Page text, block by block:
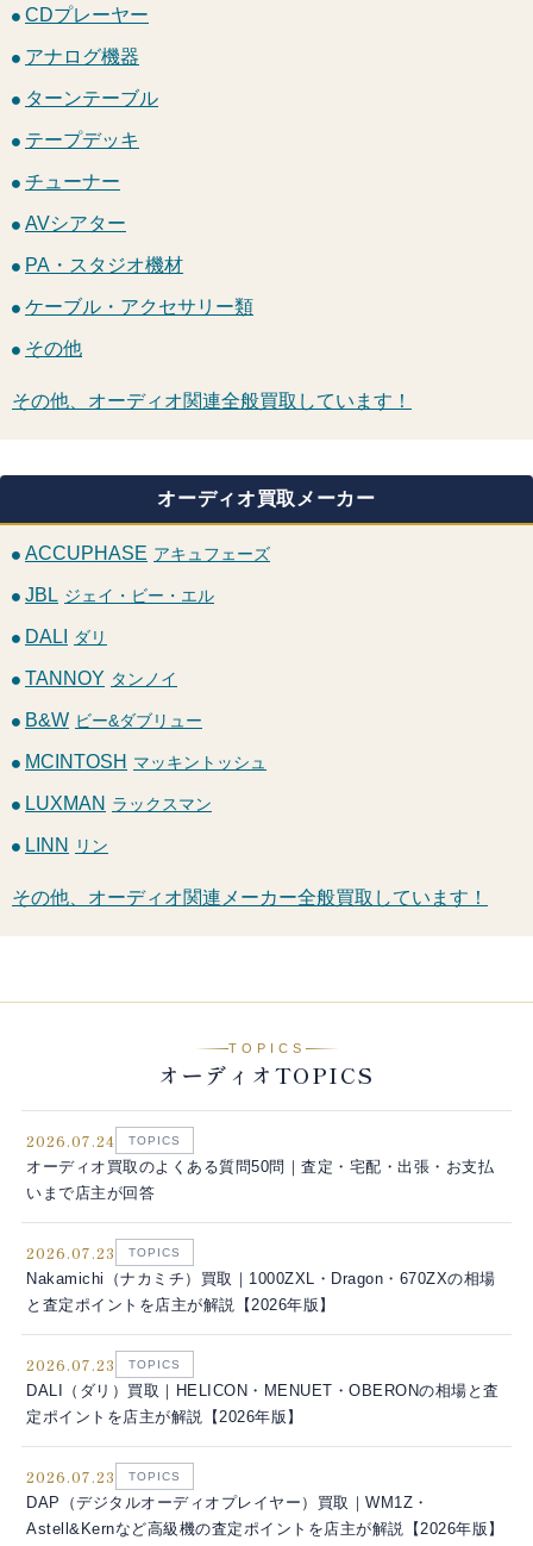
CDプレーヤー
アナログ機器
ターンテーブル
テープデッキ
チューナー
AVシアター
PA・スタジオ機材
ケーブル・アクセサリー類
その他
その他、オーディオ関連全般買取しています！
オーディオ買取メーカー
ACCUPHASE アキュフェーズ
JBL ジェイ・ビー・エル
DALI ダリ
TANNOY タンノイ
B&W ビー&ダブリュー
MCINTOSH マッキントッシュ
LUXMAN ラックスマン
LINN リン
その他、オーディオ関連メーカー全般買取しています！
TOPICS
オーディオTOPICS
2026.07.24 TOPICS
オーディオ買取のよくある質問50問｜査定・宅配・出張・お支払
いまで店主が回答
2026.07.23 TOPICS
Nakamichi（ナカミチ）買取｜1000ZXL・Dragon・670ZXの相場
と査定ポイントを店主が解説【2026年版】
2026.07.23 TOPICS
DALI（ダリ）買取｜HELICON・MENUET・OBERONの相場と査
定ポイントを店主が解説【2026年版】
2026.07.23 TOPICS
DAP（デジタルオーディオプレイヤー）買取｜WM1Z・
Astell&Kernなど高級機の査定ポイントを店主が解説【2026年版】